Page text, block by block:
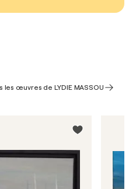
les œuvres de LYDIE MASSOU